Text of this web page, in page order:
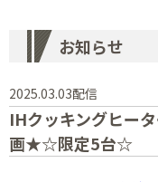
お知らせ
2025.03.03配信
IHクッキングヒー
画★☆限定5台☆